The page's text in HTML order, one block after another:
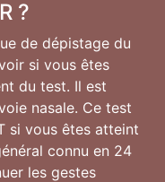
?
de dépistage du
si vous êtes
du test. Il est
nasale. Ce test
si vous êtes atteint
connu en 24
les gestes